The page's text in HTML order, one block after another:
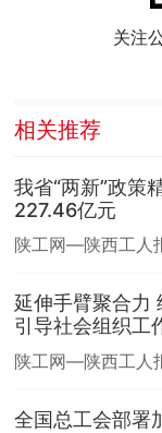
关注
相关推荐
我省“两新”政策
227.46亿元
陕工网—陕西工人
延伸手臂聚合力
引导社会组织工
陕工网—陕西工人
全国总工会部署